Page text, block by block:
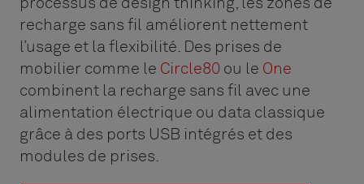
recharge sans fil améliorent nettement
l’usage et la flexibilité. Des prises de
mobilier comme le Circle80 ou le One
combinent la recharge sans fil avec une
alimentation électrique ou data classique
grâce à des ports USB intégrés et des
modules de prises.